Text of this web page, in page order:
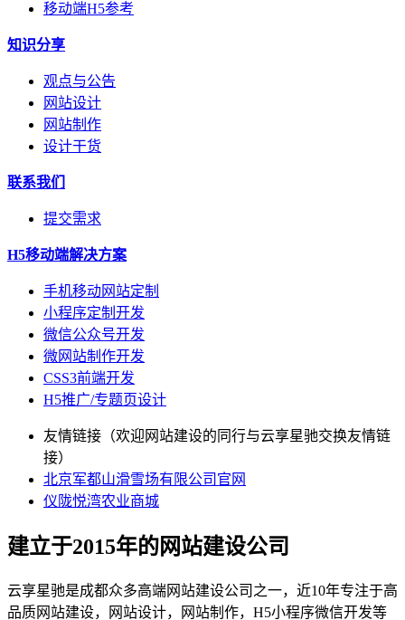
移动端H5参考
知识分享
观点与公告
网站设计
网站制作
设计干货
联系我们
提交需求
H5移动端解决方案
手机移动网站定制
小程序定制开发
微信公众号开发
微网站制作开发
CSS3前端开发
H5推广/专题页设计
友情链接（欢迎网站建设的同行与云享星驰交换友情链
接）
北京军都山滑雪场有限公司官网
仪陇悦湾农业商城
建立于2015年的网站建设公司
云享星驰是成都众多高端网站建设公司之一，近10年专注于高
品质网站建设，网站设计，网站制作，H5小程序微信开发等